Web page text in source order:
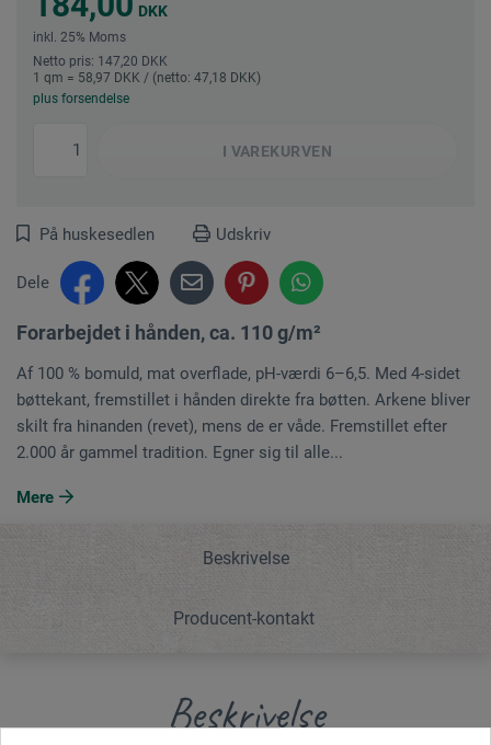
DKK
inkl. 25% Moms
Netto pris: 147,20 DKK
1 qm = 58,97 DKK / (netto: 47,18 DKK)
plus forsendelse
I VAREKURVEN
På huskesedlen Udskriv
Dele
Forarbejdet i hånden, ca. 110 g/m²
Af 100 % bomuld, mat overflade, pH-værdi 6–6,5. Med 4-sidet
bøttekant, fremstillet i hånden direkte fra bøtten. Arkene bliver
skilt fra hinanden (revet), mens de er våde. Fremstillet efter
2.000 år gammel tradition. Egner sig til alle...
Mere
Beskrivelse
Producent-kontakt
Beskrivelse